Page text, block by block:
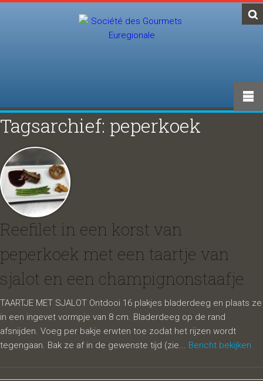
Tagsarchief: peperkoek
Reefilet in een korst van
peperkoek met een taartje van
sjalot en een champignonstaafje
TAARTJE MET SJALOT Ontdooi 16 plakjes bladerdeeg en plaats ze
in een ingevet vormpje van 8 cm. Bladerdeeg op de rand
afsnijden. Voeg per bakje erwten toe zodat het rijzen wordt
tegengaan. Bak ze af in de gewenste tijd (zie... Bericht bekijken